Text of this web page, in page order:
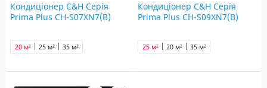
Кондиціонер C&H Серія
Prima Plus CH-S07XN7(B)
20 м² 25 м² 35 м²
Кондиціонер C&H Серія
Prima Plus CH-S09XN7(B)
20 м²
25 м² 35 м²